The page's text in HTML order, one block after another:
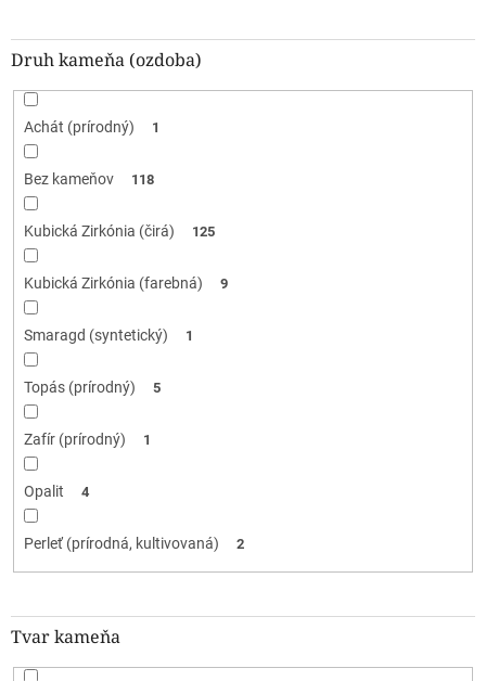
Druh kameňa (ozdoba)
Achát (prírodný) 1
Bez kameňov 118
Kubická Zirkónia (čirá) 125
Kubická Zirkónia (farebná) 9
Smaragd (syntetický) 1
Topás (prírodný) 5
Zafír (prírodný) 1
Opalit 4
Perleť (prírodná, kultivovaná) 2
Tvar kameňa